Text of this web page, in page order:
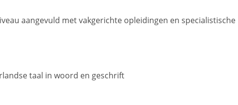
aangevuld met vakgerichte opleidingen en specialistische
taal in woord en geschrift